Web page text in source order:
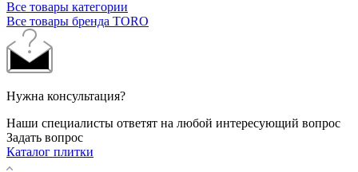
Все товары категории
Все товары бренда TORO
Нужна консультация?
Наши специалисты ответят на любой интересующий вопрос
Задать вопрос
Каталог плитки